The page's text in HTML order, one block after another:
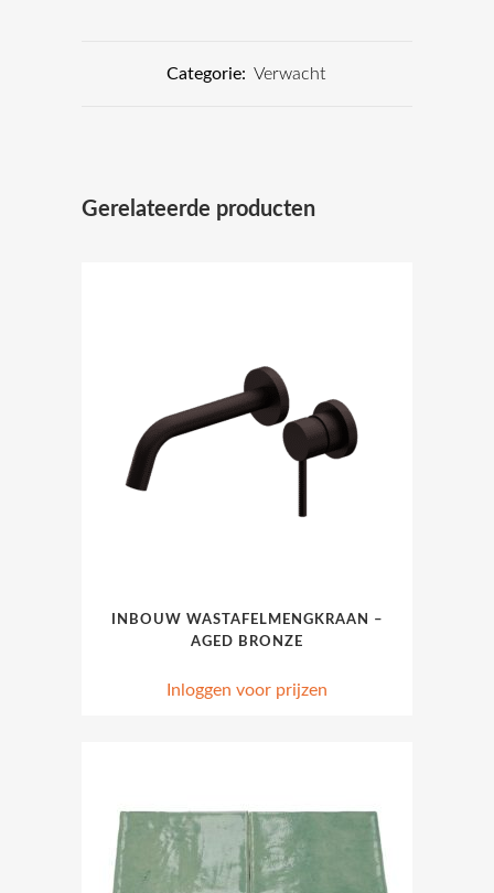
Categorie: Verwacht
Gerelateerde producten
INBOUW WASTAFELMENGKRAAN –
AGED BRONZE
Inloggen voor prijzen